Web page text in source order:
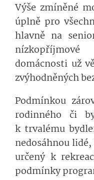
Výše zmíněné
úplně pro
hlavně na
domácnosti už
zvýhodněných
Podmínkou
rodinného či
k trvalému
nedosáhnou
určený k
podmínky